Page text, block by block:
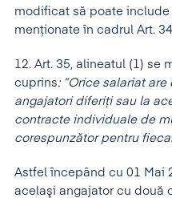
modificat să poate
menţionate în cadrul Art.
12. Art. 35, alineatul (1) se
cuprins: ”Orice salariat
angajatori diferiţi sau la
contracte individuale de
corespunzător pentru
Astfel începând cu 01 Mai
acelaşi angajator cu două